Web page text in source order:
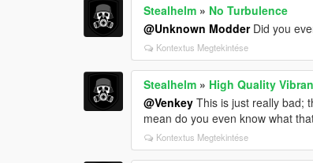
Stealhelm » No Turbulence
@Unknown ModderDid you
Kontextus Megtekintése
Stealhelm » High Quality
@Venkey This is just really bad;
mean do you even know what
Kontextus Megtekintése